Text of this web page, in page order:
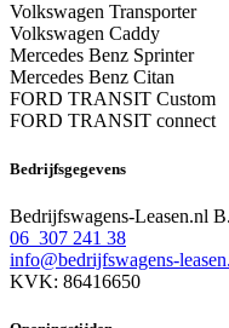
Volkswagen Transporter
Volkswagen Caddy
Mercedes Benz Sprinter
Mercedes Benz Citan
FORD TRANSIT Custom
FORD TRANSIT connect
Bedrijfsgegevens
Bedrijfswagens-Leasen.nl
06 307 241 38
info@bedrijfswagens-
KVK: 86416650